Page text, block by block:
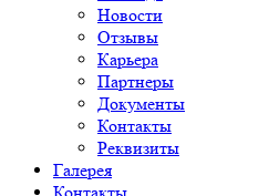
Новости
Отзывы
Карьера
Партнеры
Документы
Контакты
Реквизиты
Галерея